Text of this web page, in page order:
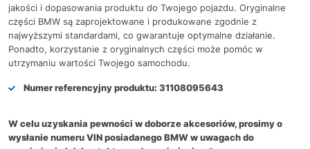
jakości i dopasowania produktu do Twojego pojazdu. Oryginalne
części BMW są zaprojektowane i produkowane zgodnie z
najwyższymi standardami, co gwarantuje optymalne działanie.
Ponadto, korzystanie z oryginalnych części może pomóc w
utrzymaniu wartości Twojego samochodu.
Numer referencyjny produktu: 31108095643
W celu uzyskania pewności w doborze akcesoriów, prosimy o
wysłanie numeru VIN posiadanego BMW w uwagach do